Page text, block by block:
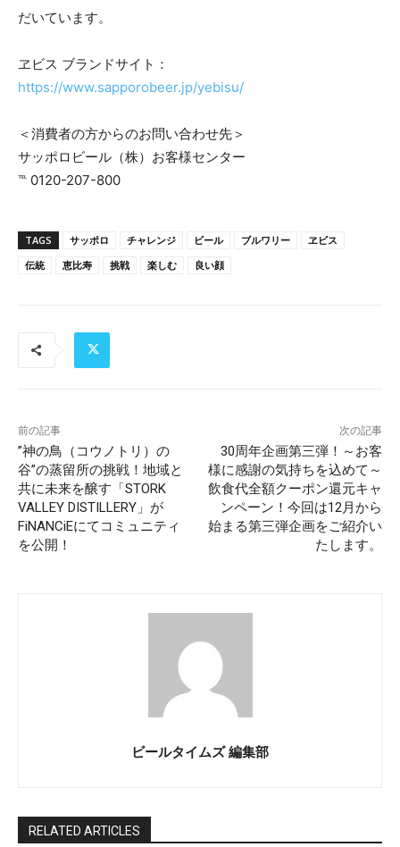
だいています。
ヱビス ブランドサイト：
https://www.sapporobeer.jp/yebisu/
＜消費者の方からのお問い合わせ先＞
サッポロビール（株）お客様センター
℡ 0120-207-800
TAGS サッポロ チャレンジ ビール ブルワリー
ヱビス
伝統
恵比寿 挑戦 楽しむ 良い顔
前の記事
”神の鳥（コウノトリ）の
谷”の蒸留所の挑戦！地域と
共に未来を醸す「STORK
VALLEY DISTILLERY」が
FiNANCiEにてコミュニティ
を公開！
次の記事
30周年企画第三弾！～お客
様に感謝の気持ちを込めて～
飲食代全額クーポン還元キャ
ンペーン！今回は12月から
始まる第三弾企画をご紹介い
たします。
ビールタイムズ 編集部
RELATED ARTICLES